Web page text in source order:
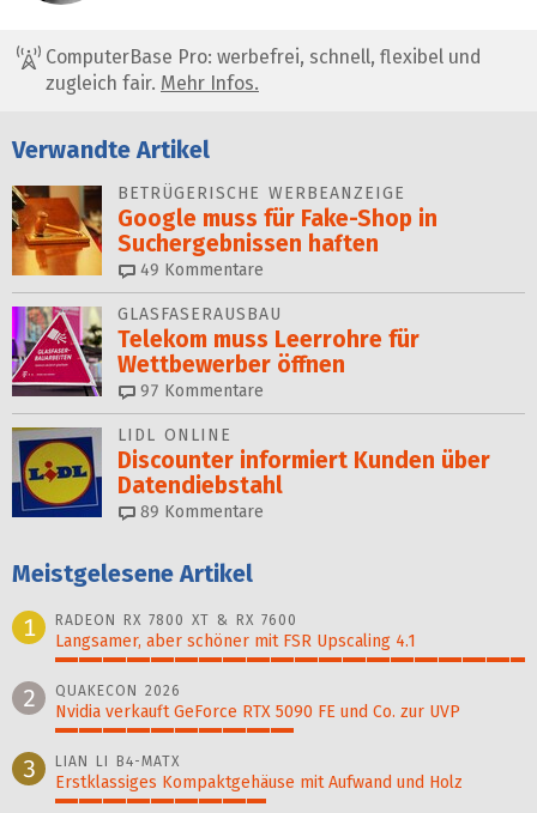
ComputerBase Pro: werbefrei, schnell, flexibel und
zugleich fair. Mehr Infos.
Verwandte Artikel
BETRÜGERISCHE WERBEANZEIGE
Google muss für Fake-Shop in
Suchergebnissen haften
49 Kommentare
GLASFASERAUSBAU
Telekom muss Leerrohre für
Wettbewerber öffnen
97 Kommentare
LIDL ONLINE
Discounter informiert Kunden über
Datendiebstahl
89 Kommentare
Meistgelesene Artikel
1
RADEON RX 7800 XT & RX 7600
Langsamer, aber schöner mit FSR Upscaling 4.1
2 QUAKECON 2026
Nvidia verkauft GeForce RTX 5090 FE und Co. zur UVP
3 LIAN LI B4-MATX
Erstklassiges Kompaktgehäuse mit Aufwand und Holz